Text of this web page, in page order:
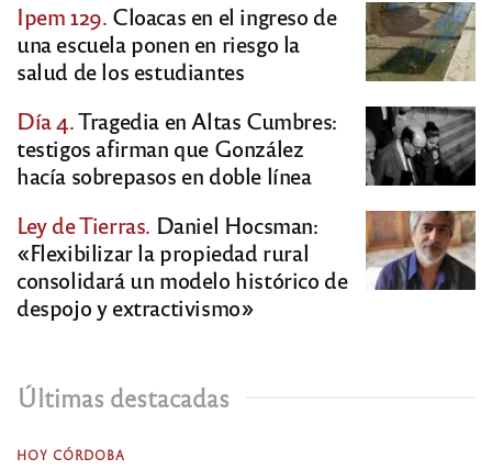
Ipem 129. Cloacas en el ingreso de
una escuela ponen en riesgo la
salud de los estudiantes
Día 4.Tragedia en Altas Cumbres:
testigos afirman que González
hacía sobrepasos en doble línea
Ley de Tierras. Daniel Hocsman:
«Flexibilizar la propiedad rural
consolidará un modelo histórico de
despojo y extractivismo»
Últimas destacadas
HOY CÓRDOBA